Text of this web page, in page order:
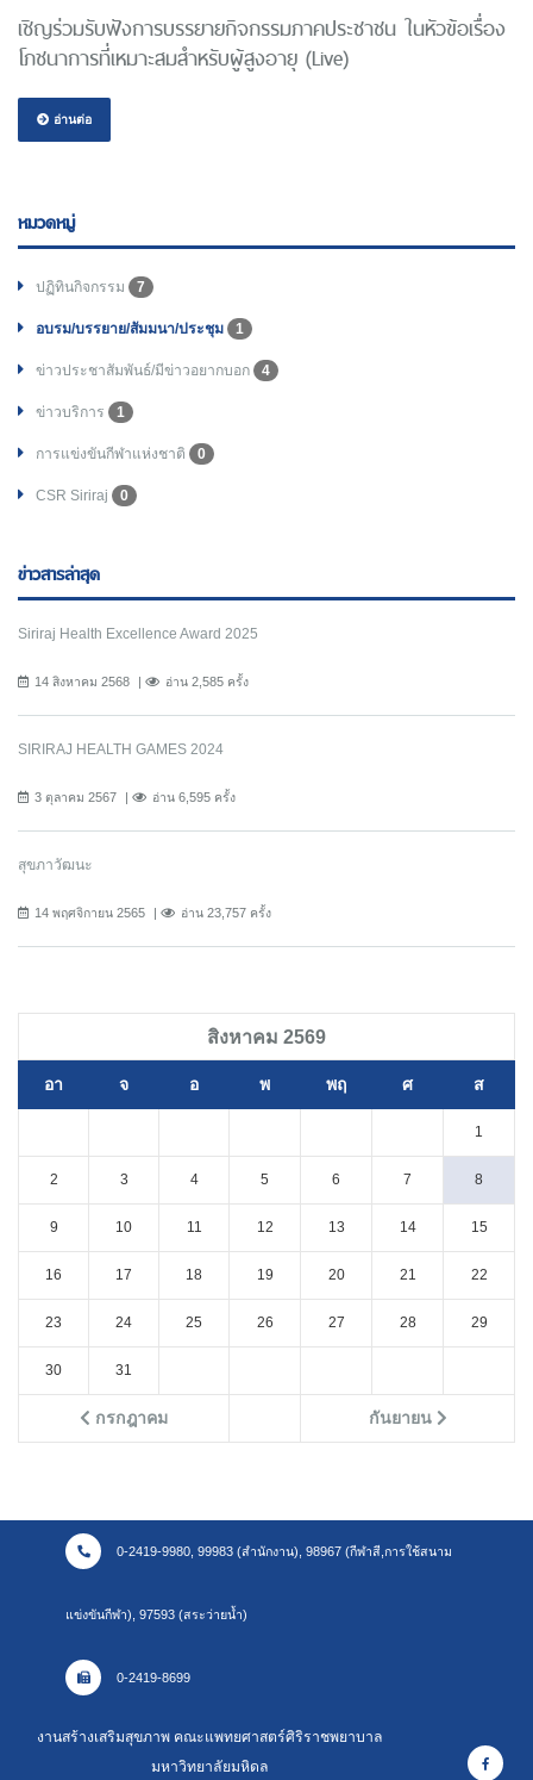
เชิญร่วมรับฟังการบรรยายกิจกรรมภาคประชาชน ในหัวข้อเรื่อง
โภชนาการที่เหมาะสมสำหรับผู้สูงอายุ (Live)
อ่านต่อ
หมวดหมู่
ปฏิทินกิจกรรม 7
อบรม/บรรยาย/สัมมนา/ประชุม 1
ข่าวประชาสัมพันธ์/มีข่าวอยากบอก 4
ข่าวบริการ 1
การแข่งขันกีฬาแห่งชาติ 0
CSR Siriraj 0
ข่าวสารล่าสุด
Siriraj Health Excellence Award 2025
14 สิงหาคม 2568 อ่าน 2,585 ครั้ง
SIRIRAJ HEALTH GAMES 2024
3 ตุลาคม 2567 อ่าน 6,595 ครั้ง
สุขภาวัฒนะ
14 พฤศจิกายน 2565 อ่าน 23,757 ครั้ง
สิงหาคม 2569
อา จ อ พ พฤ ศ ส
กรกฎาคม กันยายน
1
2 3 4 5 6 7 8
9 10 11 12 13 14 15
16 17 18 19 20 21 22
23 24 25 26 27 28 29
30 31
0-2419-9980, 99983 (สำนักงาน), 98967 (กีฬาสี,การใช้สนาม
แข่งขันกีฬา), 97593 (สระว่ายน้ำ)
0-2419-8699
งานสร้างเสริมสุขภาพ คณะแพทยศาสตร์ศิริราชพยาบาล
มหาวิทยาลัยมหิดล